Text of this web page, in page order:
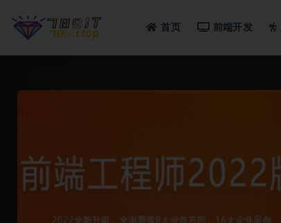
首页 前端开发